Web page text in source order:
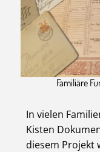
Familiäre
In vielen
Kisten
diesem Projekt